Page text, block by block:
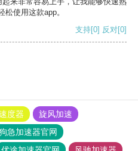
使用这款app。
支持[0] 反对[0]
度器
旋风加速
急加速器官网